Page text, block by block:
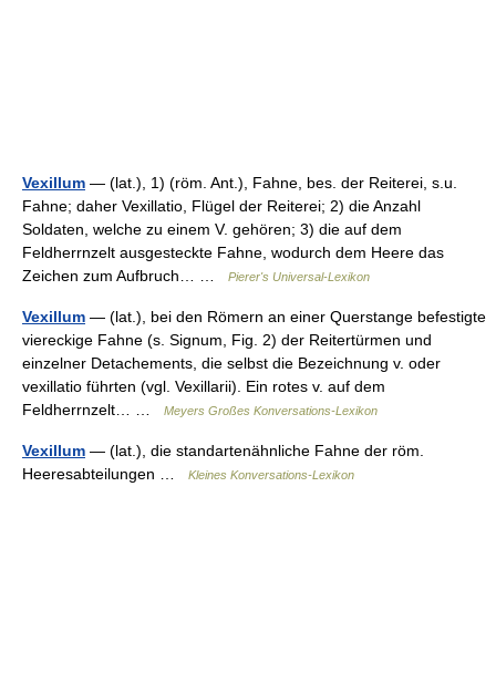
Vexillum — (lat.), 1) (röm. Ant.), Fahne, bes. der Reiterei, s.u.
Fahne; daher Vexillatio, Flügel der Reiterei; 2) die Anzahl
Soldaten, welche zu einem V. gehören; 3) die auf dem
Feldherrnzelt ausgesteckte Fahne, wodurch dem Heere das
Zeichen zum Aufbruch… …
Pierer's Universal-Lexikon
Vexillum — (lat.), bei den Römern an einer Querstange befestigte
viereckige Fahne (s. Signum, Fig. 2) der Reitertürmen und
einzelner Detachements, die selbst die Bezeichnung v. oder
vexillatio führten (vgl. Vexillarii). Ein rotes v. auf dem
Feldherrnzelt… …
Meyers Großes Konversations-Lexikon
Vexillum — (lat.), die standartenähnliche Fahne der röm.
Heeresabteilungen …
Kleines Konversations-Lexikon